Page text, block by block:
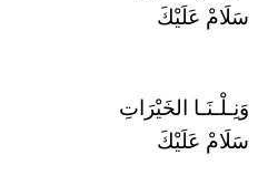
سَلَامْ عَلَيْكَ
وَنِـلْـنَـا الخَيْرَاتِ
سَلَامْ عَلَيْكَ